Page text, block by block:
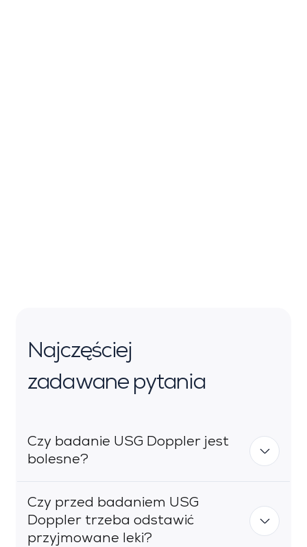
Najczęściej
zadawane pytania
Czy badanie USG Doppler jest
bolesne?
Nie, badanie USG Doppler jest całkowicie
bezbolesne i nieinwazyjne. Pacjent może
Czy przed badaniem USG
Doppler trzeba odstawić
przyjmowane leki?